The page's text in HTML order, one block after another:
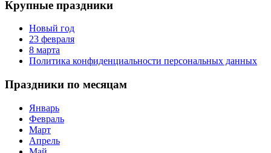
Крупные праздники
Новый год
23 февраля
8 марта
Политика конфиденциальности персональных данных
Праздники по месяцам
Январь
Февраль
Март
Апрель